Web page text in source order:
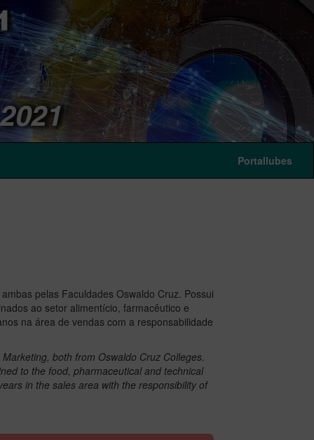
Portallubes
pelas Faculdades Oswaldo Cruz. Possui
ao setor alimentício, farmacêutico e
na área de vendas com a responsabilidade
both from Oswaldo Cruz Colleges.
to the food, pharmaceutical and technical
in the sales area with the responsibility of